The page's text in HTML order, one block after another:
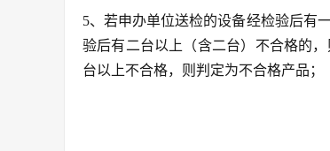
5、若申办单位送检的设备经检验后有
验后有二台以上（含二台）不合格的
台以上不合格，则判定为不合格产品；